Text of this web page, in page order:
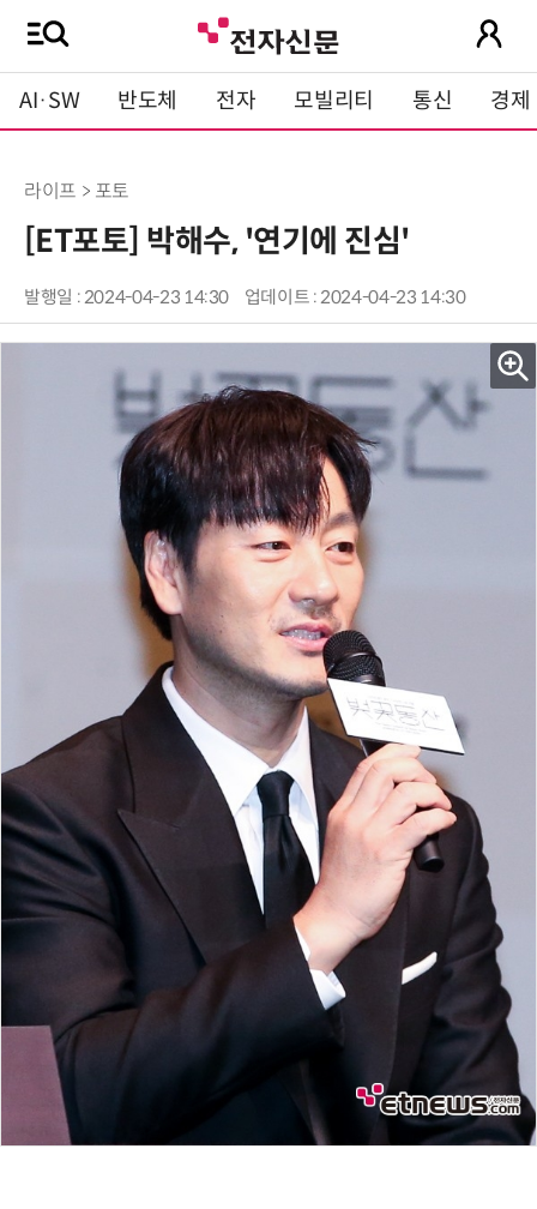
AI·SW 반도체 전자 모빌리티 통신 경제
라이프 > 포토
[ET포토] 박해수, '연기에 진심'
발행일 : 2024-04-23 14:30 업데이트 : 2024-04-23 14:30